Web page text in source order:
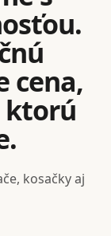
cena,
ktorú
kosačky aj